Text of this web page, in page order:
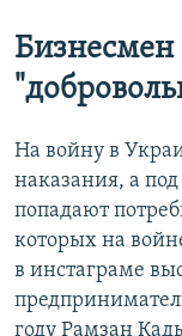
Бизнесмен
На войну в
наказания, а
попадают
которых на
в инстаграме
году Рамзан